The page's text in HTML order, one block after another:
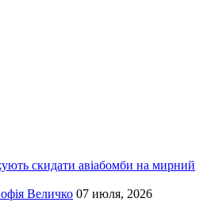
скидати авіабомби на мирний
Величко 07 июля, 2026